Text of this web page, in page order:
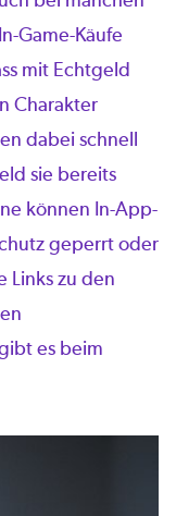
Game-Käufe
mit Echtgeld
Charakter
dabei schnell
sie bereits
können In-App-
geperrt oder
Links zu den
es beim